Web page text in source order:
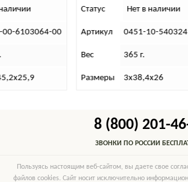
00-6103064-00
Статус Нет в наличии
Артикул 0451-10-
Вес 365 г.
Размеры 3х38,4х26
8 (800) 201-
ЗВОНКИ ПО РОССИИ
Пользуясь настоящим веб-сайтом, вы даете свое
файлов cookies. Сайт носит исключительно